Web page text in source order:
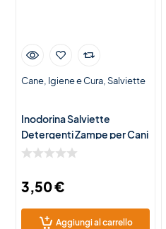
Cane Igiene e Cura Salviette
Inodorina Salviette
Detergenti Zampe per Cani
e Gatti – 40 Salviette
3,50€
Aggiungi al carrello